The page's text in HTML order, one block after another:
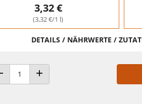
3,32 €
(3,32 €/1 l)
DETAILS / NÄHRWERTE /
VERRINGERNANZAHL ERHÖHEN